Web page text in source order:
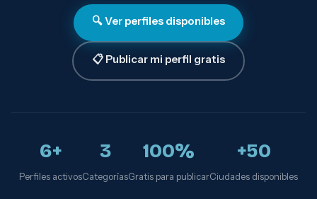
🔍 Ver perfiles disponibles
📋 Publicar mi perfil gratis
6+
Perfiles activos
3
Categorías
100%
Gratis para publicar
+50
Ciudades disponibles